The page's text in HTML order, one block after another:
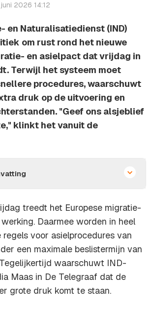
2026 14:12
en Naturalisatiedienst (IND)
om rust rond het nieuwe
en asielpact dat vrijdag in
Terwijl het systeem moet
procedures, waarschuwt
druk op de uitvoering en
"Geef ons alsjeblief
klinkt het vanuit de
treedt het Europese migratie-
Daarmee worden in heel
regels voor asielprocedures van
een maximale beslistermijn van
waarschuwt IND-
Maas in De Telegraaf dat de
grote druk komt te staan.